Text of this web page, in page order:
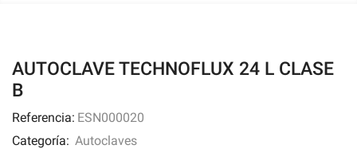
AUTOCLAVE TECHNOFLUX 24 L CLASE
B
Referencia: ESN000020
Categoría: Autoclaves